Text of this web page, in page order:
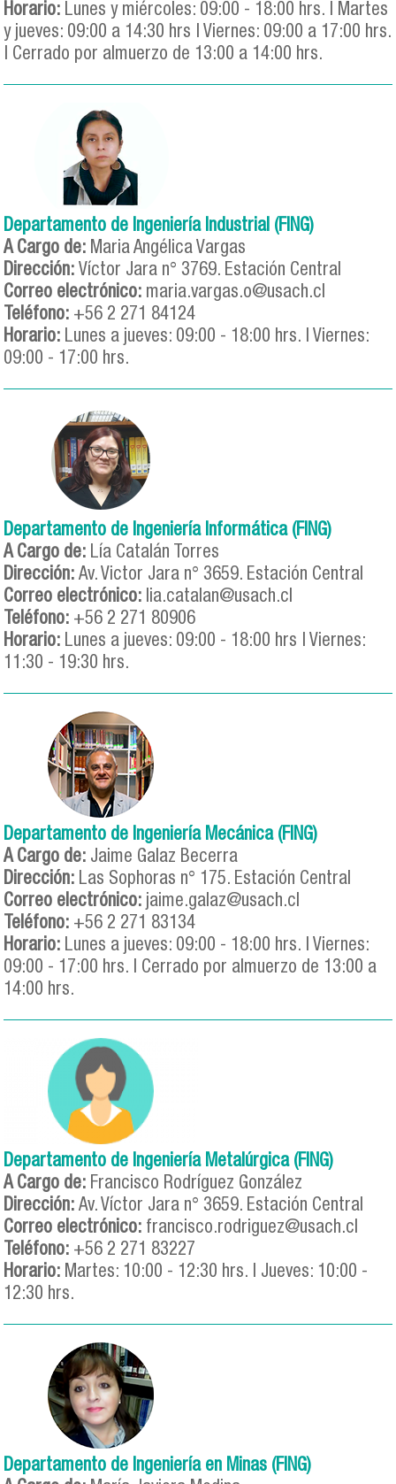
Horario: Lunes y miércoles: 09:00 - 18:00 hrs. | Martes
y jueves: 09:00 a 14:30 hrs | Viernes: 09:00 a 17:00 hrs.
| Cerrado por almuerzo de 13:00 a 14:00 hrs.
Departamento de Ingeniería Industrial (FING)
A Cargo de: Maria Angélica Vargas
Dirección: Víctor Jara n° 3769. Estación Central
Correo electrónico: maria.vargas.o@usach.cl
Teléfono: +56 2 271 84124
Horario: Lunes a jueves: 09:00 - 18:00 hrs. | Viernes:
09:00 - 17:00 hrs.
Departamento de Ingeniería Informática (FING)
A Cargo de: Lía Catalán Torres
Dirección: Av. Victor Jara n° 3659. Estación Central
Correo electrónico: lia.catalan@usach.cl
Teléfono: +56 2 271 80906
Horario: Lunes a jueves: 09:00 - 18:00 hrs | Viernes:
11:30 - 19:30 hrs.
Departamento de Ingeniería Mecánica (FING)
A Cargo de: Jaime Galaz Becerra
Dirección: Las Sophoras n° 175. Estación Central
Correo electrónico: jaime.galaz@usach.cl
Teléfono: +56 2 271 83134
Horario: Lunes a jueves: 09:00 - 18:00 hrs. | Viernes:
09:00 - 17:00 hrs. | Cerrado por almuerzo de 13:00 a
14:00 hrs.
Departamento de Ingeniería Metalúrgica (FING)
A Cargo de: Francisco Rodríguez González
Dirección: Av. Víctor Jara n° 3659. Estación Central
Correo electrónico: francisco.rodriguez@usach.cl
Teléfono: +56 2 271 83227
Horario: Martes: 10:00 - 12:30 hrs. | Jueves: 10:00 -
12:30 hrs.
Departamento de Ingeniería en Minas (FING)